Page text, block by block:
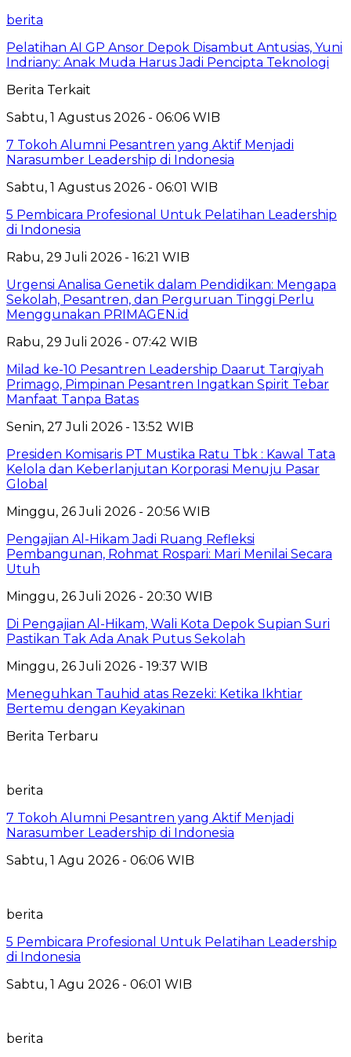
berita
Pelatihan AI GP Ansor Depok Disambut Antusias, Yuni
Indriany: Anak Muda Harus Jadi Pencipta Teknologi
Berita Terkait
Sabtu, 1 Agustus 2026 - 06:06 WIB
7 Tokoh Alumni Pesantren yang Aktif Menjadi
Narasumber Leadership di Indonesia
Sabtu, 1 Agustus 2026 - 06:01 WIB
5 Pembicara Profesional Untuk Pelatihan Leadership
di Indonesia
Rabu, 29 Juli 2026 - 16:21 WIB
Urgensi Analisa Genetik dalam Pendidikan: Mengapa
Sekolah, Pesantren, dan Perguruan Tinggi Perlu
Menggunakan PRIMAGEN.id
Rabu, 29 Juli 2026 - 07:42 WIB
Milad ke-10 Pesantren Leadership Daarut Tarqiyah
Primago, Pimpinan Pesantren Ingatkan Spirit Tebar
Manfaat Tanpa Batas
Senin, 27 Juli 2026 - 13:52 WIB
Presiden Komisaris PT Mustika Ratu Tbk : Kawal Tata
Kelola dan Keberlanjutan Korporasi Menuju Pasar
Global
Minggu, 26 Juli 2026 - 20:56 WIB
Pengajian Al-Hikam Jadi Ruang Refleksi
Pembangunan, Rohmat Rospari: Mari Menilai Secara
Utuh
Minggu, 26 Juli 2026 - 20:30 WIB
Di Pengajian Al-Hikam, Wali Kota Depok Supian Suri
Pastikan Tak Ada Anak Putus Sekolah
Minggu, 26 Juli 2026 - 19:37 WIB
Meneguhkan Tauhid atas Rezeki: Ketika Ikhtiar
Bertemu dengan Keyakinan
Berita Terbaru
berita
7 Tokoh Alumni Pesantren yang Aktif Menjadi
Narasumber Leadership di Indonesia
Sabtu, 1 Agu 2026 - 06:06 WIB
berita
5 Pembicara Profesional Untuk Pelatihan Leadership
di Indonesia
Sabtu, 1 Agu 2026 - 06:01 WIB
berita